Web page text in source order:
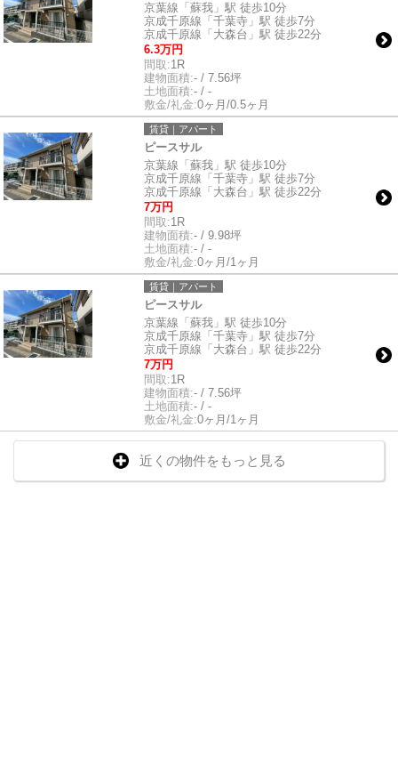
京葉線「蘇我」駅 徒歩10分
京成千原線「千葉寺」駅 徒歩7分
京成千原線「大森台」駅 徒歩22分
6.3万円
間取:1R
建物面積:- / 7.56坪
土地面積:- / -
敷金/礼金:0ヶ月/0.5ヶ月
賃貸｜アパート
ピースサル
京葉線「蘇我」駅 徒歩10分
京成千原線「千葉寺」駅 徒歩7分
京成千原線「大森台」駅 徒歩22分
7万円
間取:1R
建物面積:- / 9.98坪
土地面積:- / -
敷金/礼金:0ヶ月/1ヶ月
賃貸｜アパート
ピースサル
京葉線「蘇我」駅 徒歩10分
京成千原線「千葉寺」駅 徒歩7分
京成千原線「大森台」駅 徒歩22分
7万円
間取:1R
建物面積:- / 7.56坪
土地面積:- / -
敷金/礼金:0ヶ月/1ヶ月
近くの物件をもっと見る